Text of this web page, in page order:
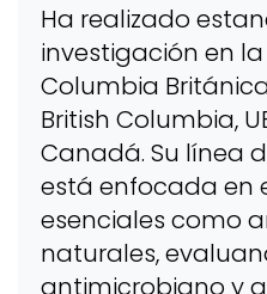
Ha realizado
investigación en
Columbia
British Columbia,
Canadá. Su línea
está enfocada en
esenciales como
naturales,
antimicrobiano y